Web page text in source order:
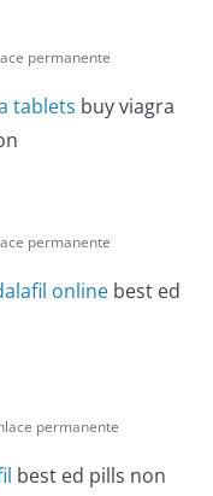
permanente
tablets buy viagra
permanente
online best ed
permanente
best ed pills non